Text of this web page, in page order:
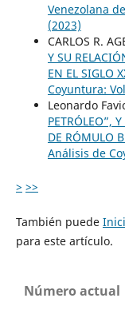
Venezolana
(2023)
CARLOS R.
Y SU
EN EL SIGLO
Coyuntura:
Leonardo
PETRÓLEO”,
DE RÓMULO
Análisis de
> >>
También puede
para este artículo.
Número actual